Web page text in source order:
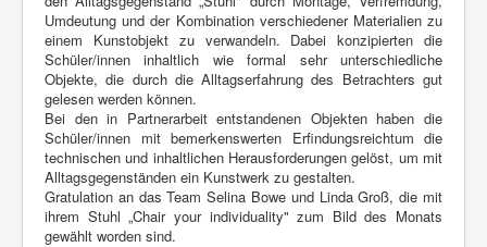
Umdeutung und der Kombination verschiedener Materialien zu
einem Kunstobjekt zu verwandeln. Dabei konzipierten die
Schüler/innen inhaltlich wie formal sehr unterschiedliche
Objekte, die durch die Alltagserfahrung des Betrachters gut
gelesen werden können.
Bei den in Partnerarbeit entstandenen Objekten haben die
Schüler/innen mit bemerkenswerten Erfindungsreichtum die
technischen und inhaltlichen Herausforderungen gelöst, um mit
Alltagsgegenständen ein Kunstwerk zu gestalten.
Gratulation an das Team Selina Bowe und Linda Groß, die mit
ihrem Stuhl „Chair your individuality" zum Bild des Monats
gewählt worden sind.